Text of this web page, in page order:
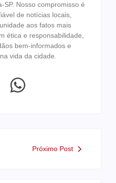
SP. Nosso compromisso é
de notícias locais,
aos fatos mais
ética e responsabilidade,
bem-informados e
vida da cidade.
Próximo Post